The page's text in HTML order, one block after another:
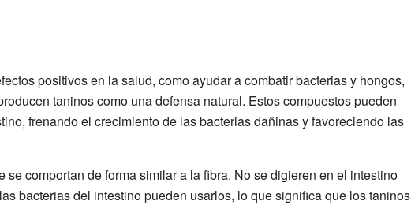
positivos en la salud, como ayudar a combatir bacterias y hongos,
taninos como una defensa natural. Estos compuestos pueden
frenando el crecimiento de las bacterias dañinas y favoreciendo las
comportan de forma similar a la fibra. No se digieren en el intestino
bacterias del intestino pueden usarlos, lo que significa que los taninos